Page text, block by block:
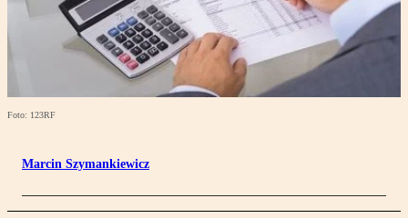
Foto: 123RF
Marcin Szymankiewicz